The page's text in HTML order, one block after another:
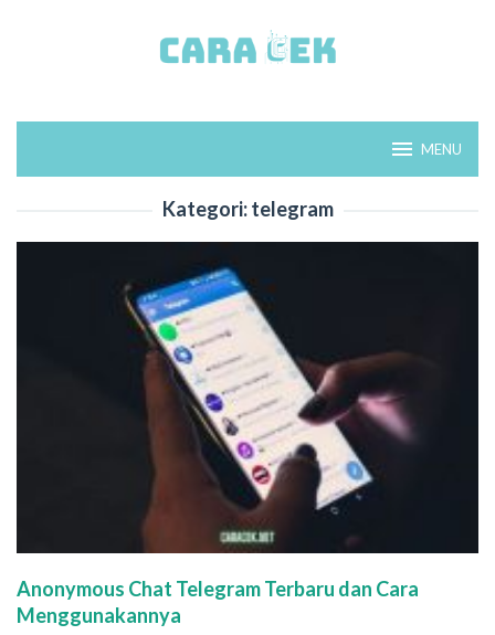
MENU
Kategori:telegram
Anonymous Chat Telegram Terbaru dan Cara
Menggunakannya